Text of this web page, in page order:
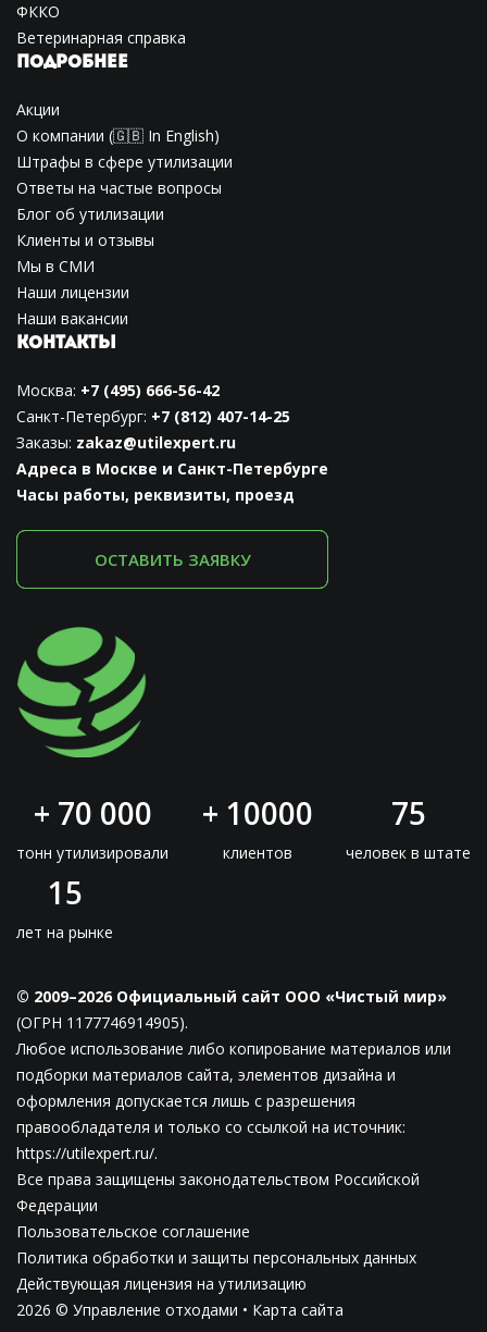
ФККО
Ветеринарная справка
ПОДРОБНЕЕ
Акции
О компании (🇬🇧 In English)
Штрафы в сфере утилизации
Ответы на частые вопросы
Блог об утилизации
Клиенты и отзывы
Мы в СМИ
Наши лицензии
Наши вакансии
КОНТАКТЫ
Москва: +7 (495) 666-56-42
Санкт-Петербург: +7 (812) 407-14-25
Заказы: zakaz@utilexpert.ru
Адреса в Москве и Санкт-Петербурге
Часы работы, реквизиты, проезд
ОСТАВИТЬ ЗАЯВКУ
+ 70 000
тонн утилизировали
+ 10000
клиентов
75
человек в штате
15
лет на рынке
© 2009–2026 Официальный сайт ООО «Чистый мир»
(ОГРН 1177746914905).
Любое использование либо копирование материалов или
подборки материалов сайта, элементов дизайна и
оформления допускается лишь с разрешения
правообладателя и только со ссылкой на источник:
https://utilexpert.ru/.
Все права защищены законодательством Российской
Федерации
Пользовательское соглашение
Политика обработки и защиты персональных данных
Действующая лицензия на утилизацию
2026 © Управление отходами • Карта сайта